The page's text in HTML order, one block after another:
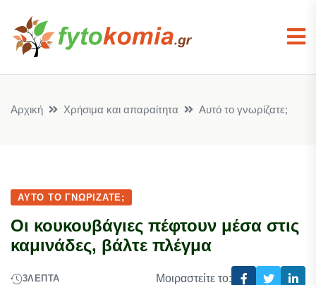
Αρχική Χρήσιμα και απαραίτητα Αυτό το γνωρίζατε;
ΑΥΤΌ ΤΟ ΓΝΩΡΊΖΑΤΕ;
Οι κουκουβάγιες πέφτουν μέσα στις
καμινάδες, βάλτε πλέγμα
3ΛΕΠΤΆ Μοιραστείτε το: